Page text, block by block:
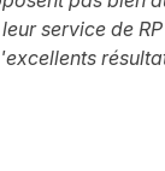
service de